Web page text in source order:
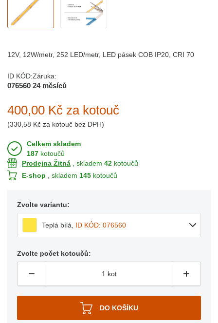
12V, 12W/metr, 252 LED/metr, LED pásek COB IP20, CRI 70
ID KÓD:
076560
Záruka:
24 měsíců
400,00 Kč za kotouč
(330,58 Kč za kotouč bez DPH)
Celkem skladem
187 kotoučů
Prodejna Žitná , skladem 42 kotoučů
E-shop , skladem 145 kotoučů
Zvolte variantu:
Teplá bílá, ID KÓD: 076560
Zvolte počet kotoučů: